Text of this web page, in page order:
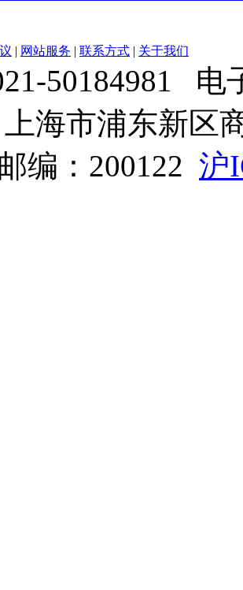
| 网站服务 | 联系方式 | 关于我们
50184981 电
海市浦东新区
编：200122 沪